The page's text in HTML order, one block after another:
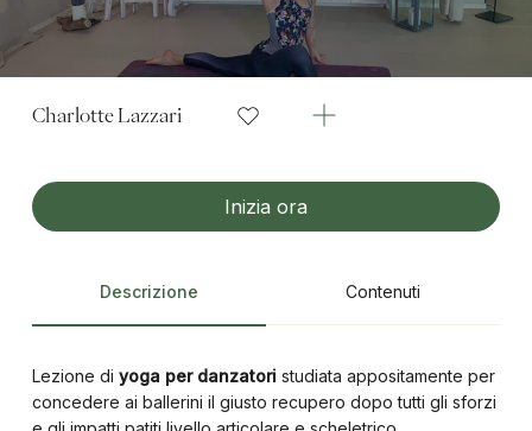
Charlotte Lazzari
Inizia ora
Descrizione Contenuti
Lezione di yoga per danzatori studiata appositamente per
concedere ai ballerini il giusto recupero dopo tutti gli sforzi